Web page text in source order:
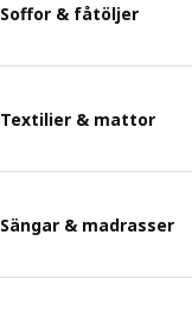
Soffor & fåtöljer
Textilier & mattor
Sängar & madrasser